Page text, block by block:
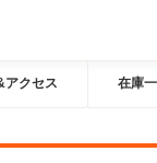
アクセス 在庫